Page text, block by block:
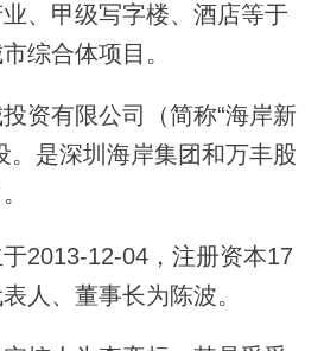
、甲级写字楼、酒店等于
综合体项目。
资有限公司（简称“海岸新
。是深圳海岸集团和万丰股
2013-12-04，注册资本17
人、董事长为陈波。